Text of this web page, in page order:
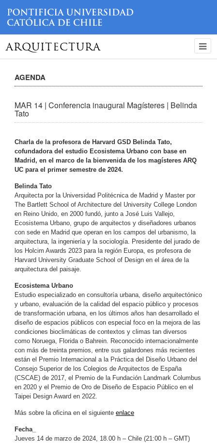
ARQUITECTURA
AGENDA
MAR 14 | Conferencia inaugural Magísteres | Belinda
Tato
Charla de la profesora de Harvard GSD Belinda Tato,
cofundadora del estudio Ecosistema Urbano con base en
Madrid, en el marco de la bienvenida de los magísteres ARQ
UC para el primer semestre de 2024.
Belinda Tato
Arquitecta por la Universidad Politécnica de Madrid y Master por
The Bartlett School of Architecture del University College London
en Reino Unido, en 2000 fundó, junto a José Luis Vallejo,
Ecosistema Urbano, grupo de arquitectos y diseñadores urbanos
con sede en Madrid que operan en los campos del urbanismo, la
arquitectura, la ingeniería y la sociología. Presidente del jurado de
los Holcim Awards 2023 para la región Europa, es profesora de
Harvard University Graduate School of Design en el área de la
arquitectura del paisaje.
Ecosistema Urbano
Estudio especializado en consultoría urbana, diseño arquitectónico
y urbano, evaluación de la calidad del espacio público y procesos
de transformación urbana, en los últimos años han desarrollado el
diseño de espacios públicos con especial foco en la mejora de las
condiciones bioclimáticas de contextos y climas tan diversos
como Noruega, Florida o Bahrein. Reconocido internacionalmente
con más de treinta premios, entre sus galardones más recientes
están el Premio Internacional a la Práctica del Diseño Urbano del
Consejo Superior de los Colegios de Arquitectos de España
(CSCAE) de 2017, el Premio de la Fundación Landmark Columbus
en 2020 y el Premio de Oro de Diseño de Espacio Público en el
Taipei Design Award en 2022.
Más sobre la oficina en el siguiente enlace
Fecha_
Jueves 14 de marzo de 2024, 18.00 h – Chile (21:00 h – GMT)